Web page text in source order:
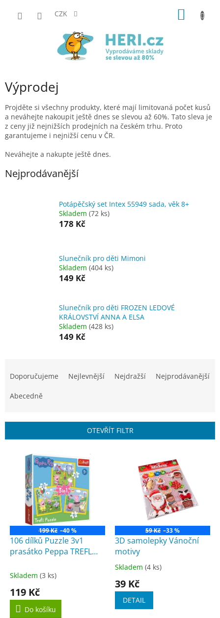
CZK
Výprodej
Projděte si všechny produkty, které mají limitovaná počet kusů
a neváhejte nakoupit ještě dnes se slevou až 60%. Tato sleva je
z ceny již nejnižších prodejních na českém trhu. Proto
garantujeme i nejnižší cenu v ČR.
Neváhejte a nakupte ještě dnes.
Nejprodávanější
Potápěčský set Intex 55949 sada, věk 8+
Skladem (72 ks)
178 Kč
Slunečník pro děti Mimoni
Skladem (404 ks)
149 Kč
Slunečník pro děti FROZEN LEDOVÉ
KRÁLOVSTVÍ ANNA A ELSA
Skladem (428 ks)
149 Kč
í
r
Doporučujeme Nejlevnější Nejdražší Nejprodávanější
Abecedně
OTEVŘÍT FILTR
o
199 Kč –40 %
106 dílků Puzzle 3v1
prasátko Peppa TREFL
Skladem (3 ks)
119 Kč
Do košíku
59 Kč –33 %
3D samolepky Vánoční
motivy
Průměrné
produktu
5,0
Skladem (4 ks)
39 Kč
DETAIL